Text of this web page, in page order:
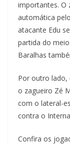
importantes. O
automática
atacante Edu
partida do
Baralhas
Por outro lado,
o zagueiro Zé
com o lateral-
contra o
Confira os